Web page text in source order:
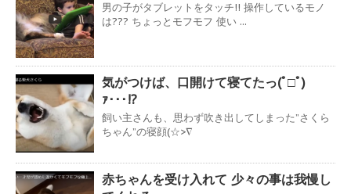
男の子がタブレットをタッチ!! 操作しているモノ
は??? ちょっとモフモフ 使い ...
気がつけば、口開けて寝てたっ(ﾟ□ﾟ)
ｧ･･･!?
飼い主さんも、思わず吹き出してしまった”さくら
ちゃん”の寝顔(☆>∇
赤ちゃんを受け入れて 少々の事は我慢し